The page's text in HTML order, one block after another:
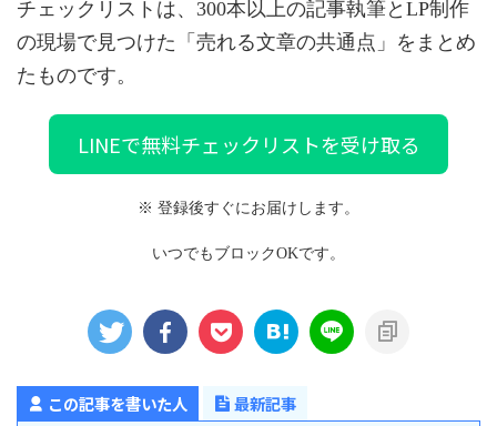
チェックリストは、300本以上の記事執筆とLP制作
の現場で見つけた「売れる文章の共通点」をまとめ
たものです。
LINEで無料チェックリストを受け取る
※ 登録後すぐにお届けします。
いつでもブロックOKです。
この記事を書いた人
最新記事